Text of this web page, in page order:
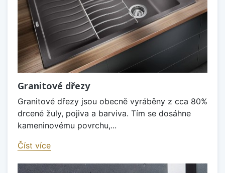
Granitové dřezy
Granitové dřezy jsou obecně vyráběny z cca 80%
drcené žuly, pojiva a barviva. Tím se dosáhne
kameninovému povrchu,...
Číst více